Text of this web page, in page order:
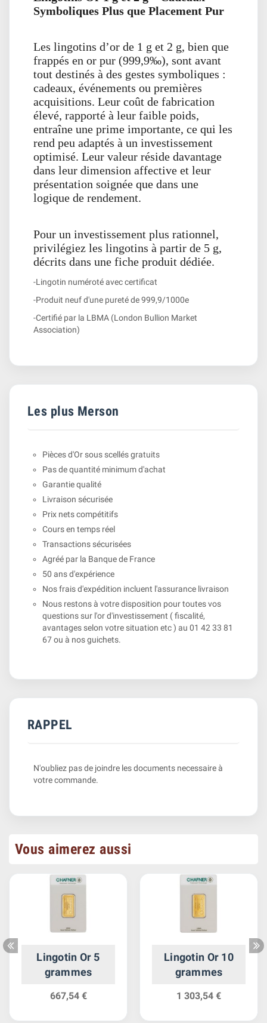
Symboliques Plus que Placement Pur
Les lingotins d’or de 1 g et 2 g, bien que
frappés en or pur (999,9‰), sont avant
tout destinés à des gestes symboliques :
cadeaux, événements ou premières
acquisitions. Leur coût de fabrication
élevé, rapporté à leur faible poids,
entraîne une prime importante, ce qui les
rend peu adaptés à un investissement
optimisé. Leur valeur réside davantage
dans leur dimension affective et leur
présentation soignée que dans une
logique de rendement.
Pour un investissement plus rationnel,
privilégiez les lingotins à partir de 5 g,
décrits dans une fiche produit dédiée.
-Lingotin numéroté avec certificat
-Produit neuf d'une pureté de 999,9/1000e
-Certifié par la LBMA (London Bullion Market
Association)
Les plus Merson
Pièces d'Or sous scellés gratuits
Pas de quantité minimum d'achat
Garantie qualité
Livraison sécurisée
Prix nets compétitifs
Cours en temps réel
Transactions sécurisées
Agréé par la Banque de France
50 ans d'expérience
Nos frais d'expédition incluent l'assurance livraison
Nous restons à votre disposition pour toutes vos
questions sur l'or d'investissement ( fiscalité,
avantages selon votre situation etc ) au 01 42 33 81
67 ou à nos guichets.
RAPPEL
N'oubliez pas de joindre les documents necessaire à
votre commande.
Vous aimerez aussi
Lingotin Or 5
grammes
667,54 €
Lingotin Or 10
grammes
1 303,54 €